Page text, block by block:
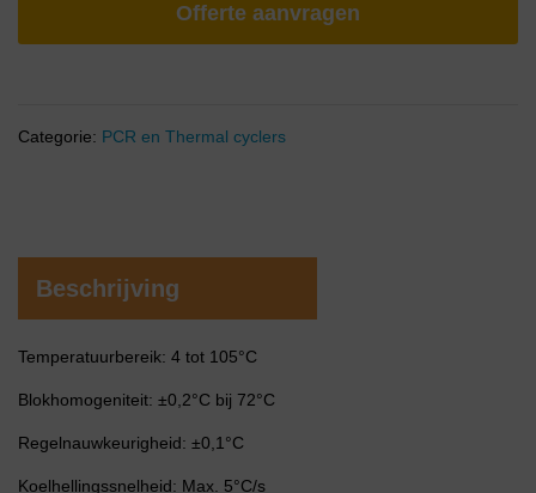
Offerte aanvragen
Categorie: PCR en Thermal cyclers
Beschrijving
Temperatuurbereik: 4 tot 105°C
Blokhomogeniteit: ±0,2°C bij 72°C
Regelnauwkeurigheid: ±0,1°C
Koelhellingssnelheid: Max. 5°C/s